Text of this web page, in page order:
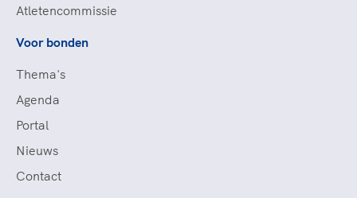
Atletencommissie
Voor bonden
Thema's
Agenda
Portal
Nieuws
Contact